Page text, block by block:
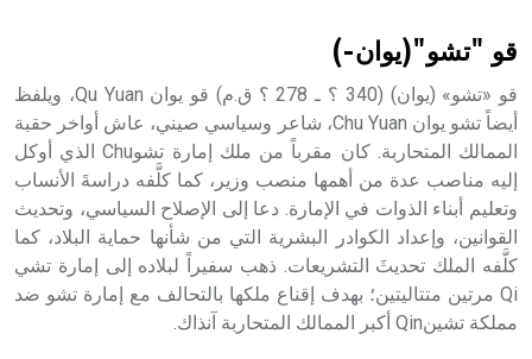
قو "تشو"(يوان-)
قو «تشو» (يوان) (340 ؟ ـ 278 ؟ ق.م) قو يوان Qu Yuan، ويلفظ
أيضاً تشو يوان Chu Yuan، شاعر وسياسي صيني، عاش أواخر حقبة
الممالك المتحاربة. كان مقرباً من ملك إمارة تشوChu الذي أوكل
إليه مناصب عدة من أهمها منصب وزير، كما كلَّفه دراسةَ الأنساب
وتعليم أبناء الذوات في الإمارة. دعا إلى الإصلاح السياسي، وتحديث
القوانين، وإعداد الكوادر البشرية التي من شأنها حماية البلاد، كما
كلَّفه الملك تحديثَ التشريعات. ذهب سفيراً لبلاده إلى إمارة تشي
Qi مرتين متتاليتين؛ بهدف إقناع ملكها بالتحالف مع إمارة تشو ضد
مملكة تشينQin أكبر الممالك المتحاربة آنذاك.